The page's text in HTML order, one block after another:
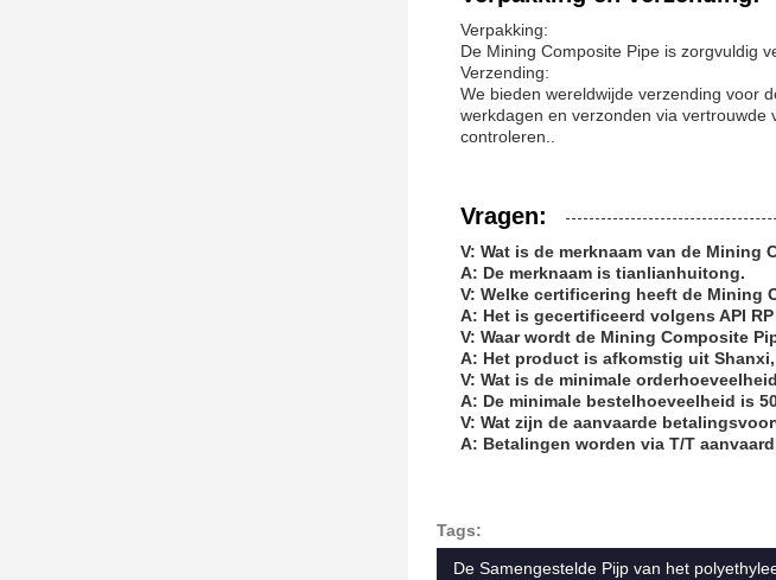
Verpakking:
De Mining Composite Pipe is zorgvuldig
Verzending:
We bieden wereldwijde verzending voor
werkdagen en verzonden via
controleren..
Vragen:
V: Wat is de merknaam van de Mining
A: De merknaam is tianlianhuitong.
V: Welke certificering heeft de Mining
A: Het is gecertificeerd volgens API RP
V: Waar wordt de Mining Composite
A: Het product is afkomstig uit
V: Wat is de minimale
A: De minimale bestelhoeveelheid is
V: Wat zijn de aanvaarde
A: Betalingen worden via T/T
Tags:
De Samengestelde Pijp van het